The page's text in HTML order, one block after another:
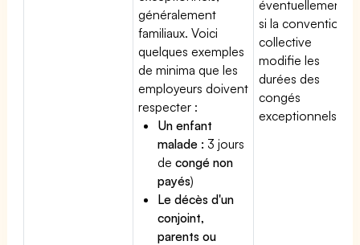
généralement
familiaux. Voici
quelques exemples
de minima que les
employeurs doivent
respecter :
Un enfant
malade : 3 jours
decongé non
payés)
Le décès d'un
conjoint,
parents ou
éventuellement
si la convention
collective
modifie les
durées des
congés
exceptionnels.